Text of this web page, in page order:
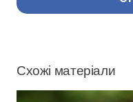
Схожі матеріали